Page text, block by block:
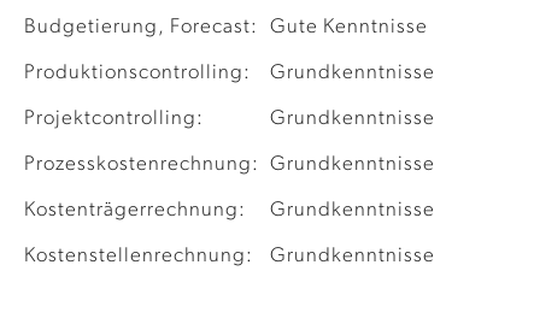
Budgetierung, Forecast: Gute Kenntnisse
Produktionscontrolling: Grundkenntnisse
Projektcontrolling: Grundkenntnisse
Prozesskostenrechnung: Grundkenntnisse
Kostenträgerrechnung: Grundkenntnisse
Kostenstellenrechnung: Grundkenntnisse